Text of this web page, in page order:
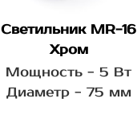
Светильник MR-16
Хром
Мощность - 5 Вт
Диаметр - 75 мм